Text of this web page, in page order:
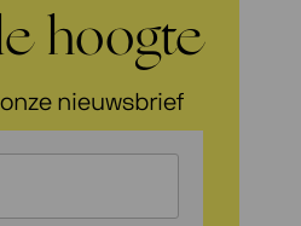
hoogte
nieuwsbrief